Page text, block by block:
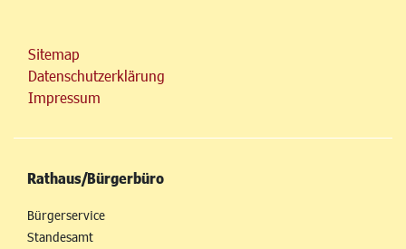
Sitemap
Datenschutzerklärung
Impressum
Rathaus/Bürgerbüro
Bürgerservice
Standesamt